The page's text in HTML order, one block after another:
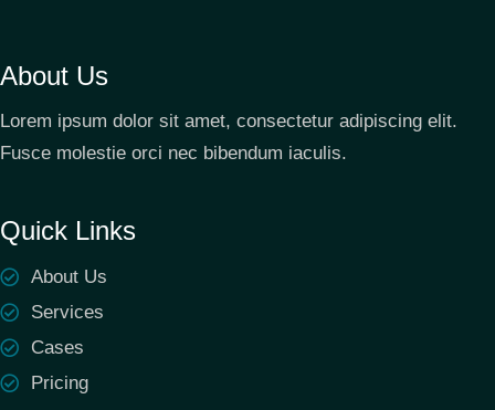
About Us
Lorem ipsum dolor sit amet, consectetur adipiscing elit.
Fusce molestie orci nec bibendum iaculis.
Quick Links
About Us
Services
Cases
Pricing